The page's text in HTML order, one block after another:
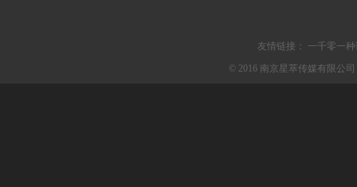
友情链接：
一千零一
© 2016 南京星萃传媒有限公司